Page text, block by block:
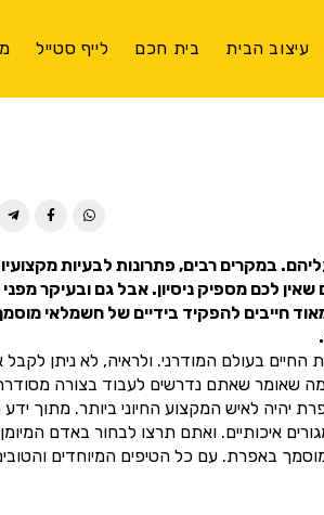
עיצוב הבית בית חכם לייף סטייל
במקרים רבים, פתרונות לבעיות
לכם מספיק ניסיון. אבל גם ובעיקר
חייבים להפקיד בידיים של חשמלאי
בעולם המודרני. ולראיה, לא ניתן לקבל
שאומר שאתם נדרשים לעבוד בצורה
לאיש המקצוע החיוני ביותר. מתוך ידע
איכותיים. ואתם תרצו לבחור באדם
באפרת. עם כל הטיפים המיוחדים